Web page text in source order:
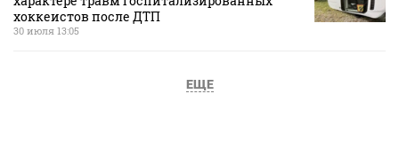
хоккеистов после ДТП
30 июля 13:05
ЕЩЕ